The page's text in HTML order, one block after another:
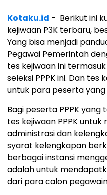
Kotaku.id - Berikut ini
kejiwaan P3K terbaru,
Yang bisa menjadi
Pegawai Pemerintah
tes kejiwaan ini
seleksi PPPK ini. Dan tes
untuk para peserta yang
Bagi peserta PPPK yang
tes kejiwaan PPPK
administrasi dan
syarat kelengkapan
berbagai instansi
adalah untuk
dari para calon